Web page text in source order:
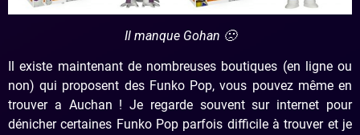
Il manque Gohan 🙁
Il existe maintenant de nombreuses boutiques (en ligne ou
non) qui proposent des Funko Pop, vous pouvez même en
trouver a Auchan ! Je regarde souvent sur internet pour
dénicher certaines Funko Pop parfois difficile à trouver et je